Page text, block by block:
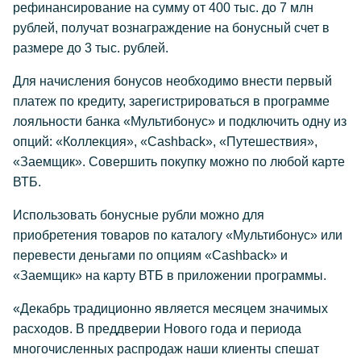
рефинансирование на сумму от 400 тыс. до 7 млн
рублей, получат вознаграждение на бонусный счет в
размере до 3 тыс. рублей.
Для начисления бонусов необходимо внести первый
платеж по кредиту, зарегистрироваться в программе
лояльности банка «Мультибонус» и подключить одну из
опций: «Коллекция», «Cashback», «Путешествия»,
«Заемщик». Совершить покупку можно по любой карте
ВТБ.
Использовать бонусные рубли можно для
приобретения товаров по каталогу «Мультибонус» или
перевести деньгами по опциям «Cashback» и
«Заемщик» на карту ВТБ в приложении программы.
«Декабрь традиционно является месяцем значимых
расходов. В преддверии Нового года и периода
многочисленных распродаж наши клиенты спешат